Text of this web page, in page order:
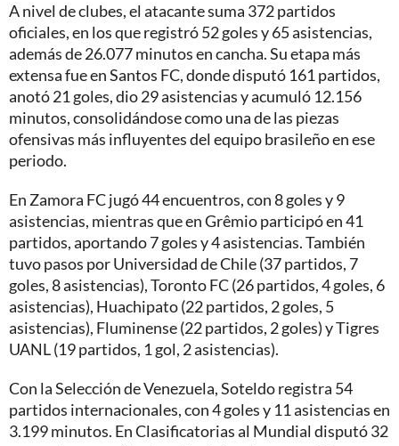
A nivel de clubes, el atacante suma 372 partidos
oficiales, en los que registró 52 goles y 65 asistencias,
además de 26.077 minutos en cancha. Su etapa más
extensa fue en Santos FC, donde disputó 161 partidos,
anotó 21 goles, dio 29 asistencias y acumuló 12.156
minutos, consolidándose como una de las piezas
ofensivas más influyentes del equipo brasileño en ese
periodo.
En Zamora FC jugó 44 encuentros, con 8 goles y 9
asistencias, mientras que en Grêmio participó en 41
partidos, aportando 7 goles y 4 asistencias. También
tuvo pasos por Universidad de Chile (37 partidos, 7
goles, 8 asistencias), Toronto FC (26 partidos, 4 goles, 6
asistencias), Huachipato (22 partidos, 2 goles, 5
asistencias), Fluminense (22 partidos, 2 goles) y Tigres
UANL (19 partidos, 1 gol, 2 asistencias).
Con la Selección de Venezuela, Soteldo registra 54
partidos internacionales, con 4 goles y 11 asistencias en
3.199 minutos. En Clasificatorias al Mundial disputó 32